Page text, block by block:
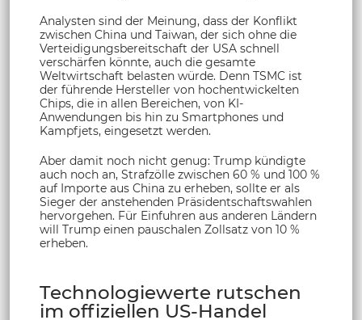
Analysten sind der Meinung, dass der Konflikt
zwischen China und Taiwan, der sich ohne die
Verteidigungsbereitschaft der USA schnell
verschärfen könnte, auch die gesamte
Weltwirtschaft belasten würde. Denn TSMC ist
der führende Hersteller von hochentwickelten
Chips, die in allen Bereichen, von KI-
Anwendungen bis hin zu Smartphones und
Kampfjets, eingesetzt werden.
Aber damit noch nicht genug: Trump kündigte
auch noch an, Strafzölle zwischen 60 % und 100 %
auf Importe aus China zu erheben, sollte er als
Sieger der anstehenden Präsidentschaftswahlen
hervorgehen. Für Einfuhren aus anderen Ländern
will Trump einen pauschalen Zollsatz von 10 %
erheben.
Technologiewerte rutschen
im offiziellen US-Handel